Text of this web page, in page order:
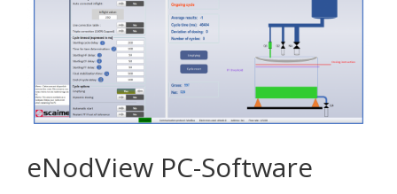
eNodView PC-Software